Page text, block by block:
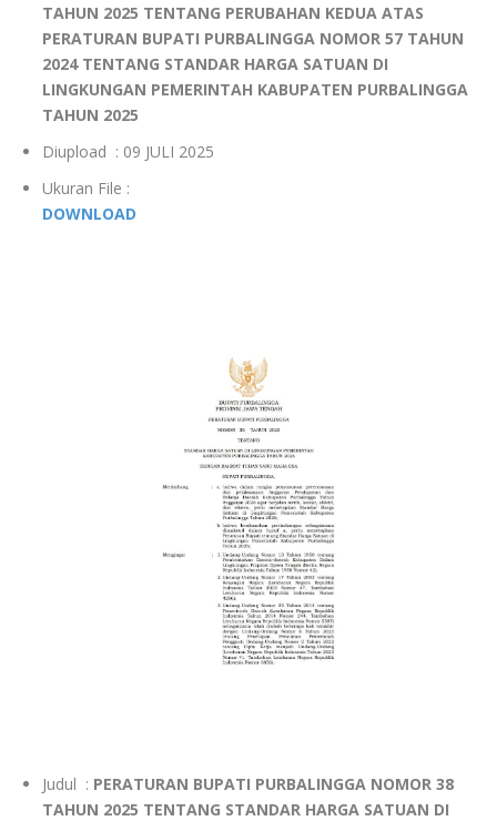
TAHUN 2025 TENTANG PERUBAHAN KEDUA ATAS
PERATURAN BUPATI PURBALINGGA NOMOR 57 TAHUN
2024 TENTANG STANDAR HARGA SATUAN DI
LINGKUNGAN PEMERINTAH KABUPATEN PURBALINGGA
TAHUN 2025
Diupload : 09 JULI 2025
Ukuran File :
DOWNLOAD
Judul : PERATURAN BUPATI PURBALINGGA NOMOR 38
TAHUN 2025 TENTANG STANDAR HARGA SATUAN DI